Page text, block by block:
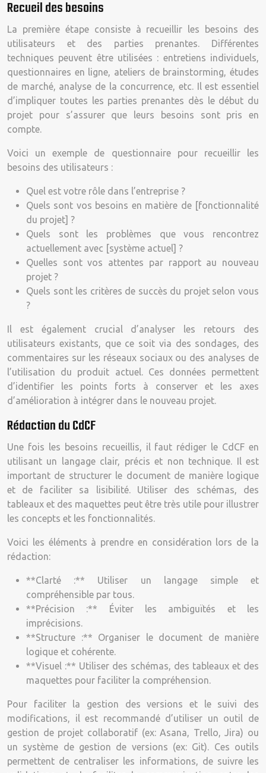
Recueil des besoins
La première étape consiste à recueillir les besoins des
utilisateurs et des parties prenantes. Différentes
techniques peuvent être utilisées : entretiens individuels,
questionnaires en ligne, ateliers de brainstorming, études
de marché, analyse de la concurrence, etc. Il est essentiel
d’impliquer toutes les parties prenantes dès le début du
projet pour s’assurer que leurs besoins sont pris en
compte.
Voici un exemple de questionnaire pour recueillir les
besoins des utilisateurs :
Quel est votre rôle dans l’entreprise ?
Quels sont vos besoins en matière de [fonctionnalité
du projet] ?
Quels sont les problèmes que vous rencontrez
actuellement avec [système actuel] ?
Quelles sont vos attentes par rapport au nouveau
projet ?
Quels sont les critères de succès du projet selon vous
?
Il est également crucial d’analyser les retours des
utilisateurs existants, que ce soit via des sondages, des
commentaires sur les réseaux sociaux ou des analyses de
l’utilisation du produit actuel. Ces données permettent
d’identifier les points forts à conserver et les axes
d’amélioration à intégrer dans le nouveau projet.
Rédaction du CdCF
Une fois les besoins recueillis, il faut rédiger le CdCF en
utilisant un langage clair, précis et non technique. Il est
important de structurer le document de manière logique
et de faciliter sa lisibilité. Utiliser des schémas, des
tableaux et des maquettes peut être très utile pour illustrer
les concepts et les fonctionnalités.
Voici les éléments à prendre en considération lors de la
rédaction:
**Clarté :** Utiliser un langage simple et
compréhensible par tous.
**Précision :** Éviter les ambiguïtés et les
imprécisions.
**Structure :** Organiser le document de manière
logique et cohérente.
**Visuel :** Utiliser des schémas, des tableaux et des
maquettes pour faciliter la compréhension.
Pour faciliter la gestion des versions et le suivi des
modifications, il est recommandé d’utiliser un outil de
gestion de projet collaboratif (ex: Asana, Trello, Jira) ou
un système de gestion de versions (ex: Git). Ces outils
permettent de centraliser les informations, de suivre les